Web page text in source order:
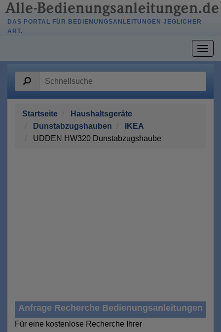
DAS PORTAL FÜR BEDIENUNGSANLEITUNGEN JEGLICHER
ART.
Startseite
Haushaltsgeräte
Dunstabzugshauben
IKEA
UDDEN HW320 Dunstabzugshaube
Anfrage Recherche Bedienungsanleitungen
Für eine kostenlose Recherche Ihrer